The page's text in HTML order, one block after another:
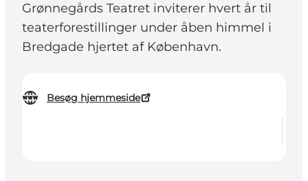
Grønnegårds Teatret inviterer hvert år til
teaterforestillinger under åben himmel i
Bredgade hjertet af København.
Besøg hjemmeside